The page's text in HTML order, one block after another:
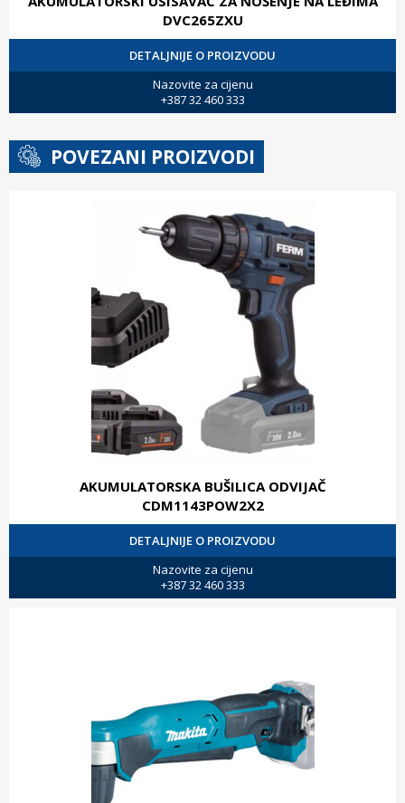
DVC265ZXU
DETALJNIJE O PROIZVODU
Nazovite za cijenu
+387 32 460 333
POVEZANI PROIZVODI
AKUMULATORSKA BUŠILICA ODVIJAČ
CDM1143POW2X2
DETALJNIJE O PROIZVODU
Nazovite za cijenu
+387 32 460 333